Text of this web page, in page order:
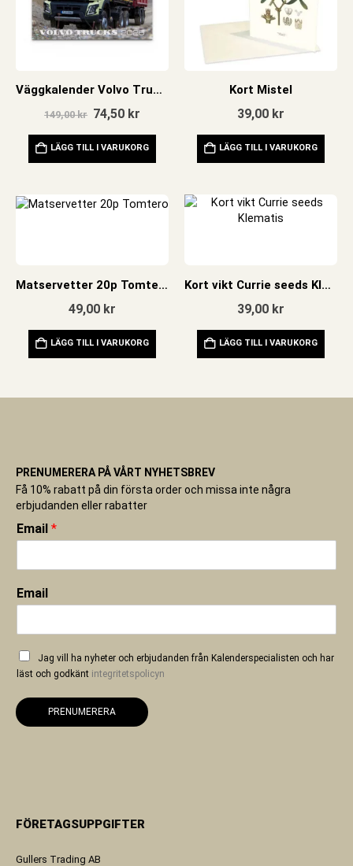
Väggkalender Volvo Trucks 2026
149,00kr Det
priset
var:
149,00 kr.
74,50 krDet
priset
är:
74,50 kr.
LÄGG TILL I VARUKORG
Kort Mistel
39,00 kr
LÄGG TILL I VARUKORG
Matservetter 20p Tomtero
49,00 kr
LÄGG TILL I VARUKORG
Kort vikt Currie seeds Klematis
39,00 kr
LÄGG TILL I VARUKORG
PRENUMERERA PÅ VÅRT NYHETSBREV
Få 10% rabatt på din första order och missa inte några
erbjudanden eller rabatter
Email *
Email
Jag vill ha nyheter och erbjudanden från Kalenderspecialisten och har
läst och godkänt integritetspolicyn
PRENUMERERA
FÖRETAGSUPPGIFTER
Gullers Trading AB